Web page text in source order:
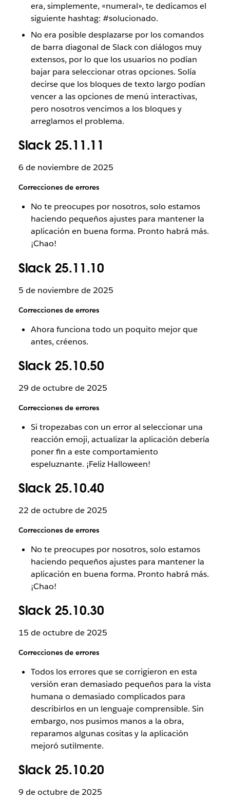
era, simplemente, «numeral», te dedicamos el
siguiente hashtag: #solucionado.
No era posible desplazarse por los comandos
de barra diagonal de Slack con diálogos muy
extensos, por lo que los usuarios no podían
bajar para seleccionar otras opciones. Solía
decirse que los bloques de texto largo podían
vencer a las opciones de menú interactivas,
pero nosotros vencimos a los bloques y
arreglamos el problema.
Slack 25.11.11
6 de noviembre de 2025
Correcciones de errores
No te preocupes por nosotros, solo estamos
haciendo pequeños ajustes para mantener la
aplicación en buena forma. Pronto habrá más.
¡Chao!
Slack 25.11.10
5 de noviembre de 2025
Correcciones de errores
Ahora funciona todo un poquito mejor que
antes, créenos.
Slack 25.10.50
29 de octubre de 2025
Correcciones de errores
Si tropezabas con un error al seleccionar una
reacción emoji, actualizar la aplicación debería
poner fin a este comportamiento
espeluznante. ¡Feliz Halloween!
Slack 25.10.40
22 de octubre de 2025
Correcciones de errores
No te preocupes por nosotros, solo estamos
haciendo pequeños ajustes para mantener la
aplicación en buena forma. Pronto habrá más.
¡Chao!
Slack 25.10.30
15 de octubre de 2025
Correcciones de errores
Todos los errores que se corrigieron en esta
versión eran demasiado pequeños para la vista
humana o demasiado complicados para
describirlos en un lenguaje comprensible. Sin
embargo, nos pusimos manos a la obra,
reparamos algunas cositas y la aplicación
mejoró sutilmente.
Slack 25.10.20
9 de octubre de 2025